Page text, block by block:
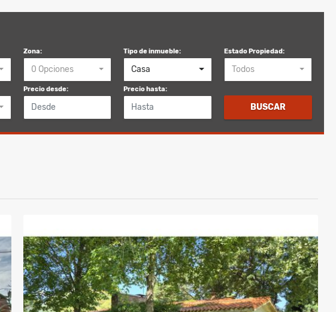
Zona:
0 Opciones
Tipo de inmueble:
Casa
Estado Propiedad:
Todos
Precio desde: Precio hasta:
BUSCAR